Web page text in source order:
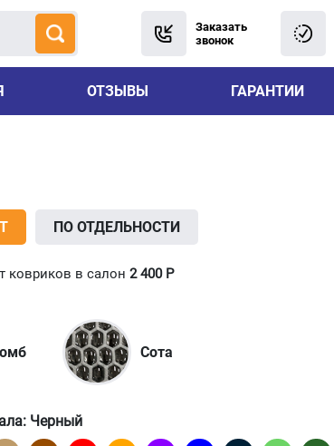
Заказать
звонок
ОТЗЫВЫ ГАРАНТИИ
ПО ОТДЕЛЬНОСТИ
ковриков в салон 2 400 Р
Сота
: Черный